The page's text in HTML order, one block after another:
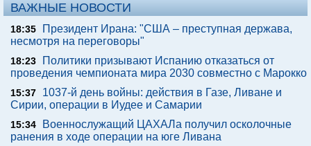
ВАЖНЫЕ НОВОСТИ
18:35
Президент Ирана: "США – преступная держава,
несмотря на переговоры"
18:23
Политики призывают Испанию отказаться от
проведения чемпионата мира 2030 совместно с Марокко
15:37
1037-й день войны: действия в Газе, Ливане и
Сирии, операции в Иудее и Самарии
15:34
Военнослужащий ЦАХАЛа получил осколочные
ранения в ходе операции на юге Ливана